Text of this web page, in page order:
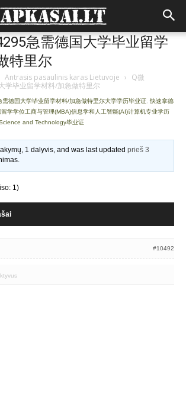
急需德国大学毕业留学
特里尔
Antrasis pasaulinis karas Lietuvoje › Q微
学毕业留学材料/加急做特里尔
德国大学毕业留学材料/加急做特里尔大学学历毕业证 快速拿德
留学学位工商与管理(MBA)信息学和人工智能(AI)计算机专业学历
and Technology毕业证
1 dalyvis, and was last updatedprieš 3
.
1)
#10492